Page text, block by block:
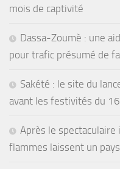
mois de captivité
Dassa-Zoumè : une
pour trafic présumé de
Sakété : le site du
avant les festivités du
Après le
flammes laissent un